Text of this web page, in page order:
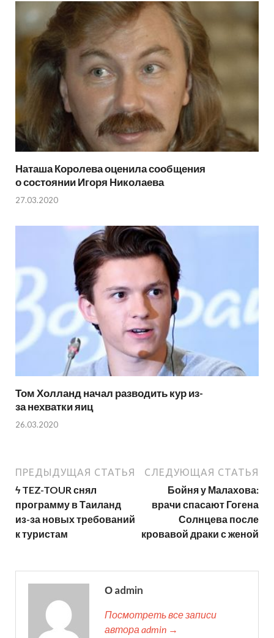
Наташа Королева оценила сообщения
о состоянии Игоря Николаева
27.03.2020
Том Холланд начал разводить кур из-
за нехватки яиц
26.03.2020
ПРЕДЫДУЩАЯ СТАТЬЯ
ϟ TEZ-TOUR снял
программу в Таиланд
из-за новых требований
к туристам
СЛЕДУЮЩАЯ СТАТЬЯ
Бойня у Малахова:
врачи спасают Гогена
Солнцева после
кровавой драки с женой
О admin
Посмотреть все записи
автора admin →